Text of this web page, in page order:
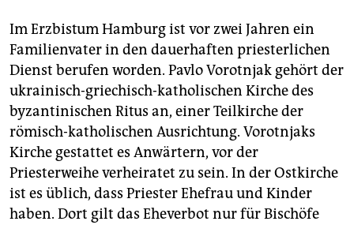
Im Erzbistum Hamburg ist vor zwei Jahren ein
Familienvater in den dauerhaften priesterlichen
Dienst berufen worden. Pavlo Vorotnjak gehört der
ukrainisch-griechisch-katholischen Kirche des
byzantinischen Ritus an, einer Teilkirche der
römisch-katholischen Ausrichtung. Vorotnjaks
Kirche gestattet es Anwärtern, vor der
Priesterweihe verheiratet zu sein. In der Ostkirche
ist es üblich, dass Priester Ehefrau und Kinder
haben. Dort gilt das Eheverbot nur für Bischöfe